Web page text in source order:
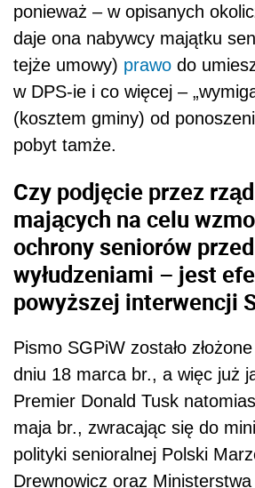
ponieważ – w opisanych
daje ona nabywcy majątku
tejże umowy) prawo do
w DPS-ie i co więcej –
(kosztem gminy) od
pobyt tamże.
Czy podjęcie przez
mających na celu
ochrony seniorów przed
wyłudzeniami – jest
powyższej interwencji
Pismo SGPiW zostało
dniu 18 marca br., a więc już
Premier Donald Tusk
maja br., zwracając się do
polityki senioralnej Polski
Drewnowicz oraz